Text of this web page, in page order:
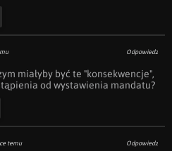
Odpowiedz
miałyby być te "konsekwencje",
od wystawienia mandatu?
temu Odpowiedz